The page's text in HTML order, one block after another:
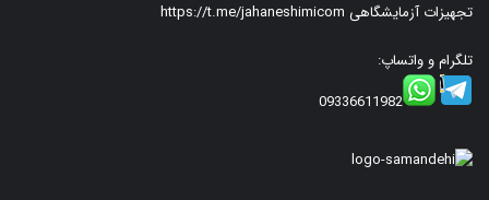
تجهیزات آزمایشگاهی https://t.me/jahaneshimicom
تلگرام و واتساپ:
09336611982